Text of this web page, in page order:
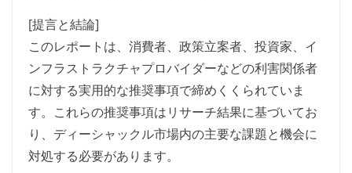
[提言と結論]
このレポートは、消費者、政策立案者、投資家、イ
ンフラストラクチャプロバイダーなどの利害関係者
に対する実用的な推奨事項で締めくくられていま
す。これらの推奨事項はリサーチ結果に基づいてお
り、ディーシャックル市場内の主要な課題と機会に
対処する必要があります。